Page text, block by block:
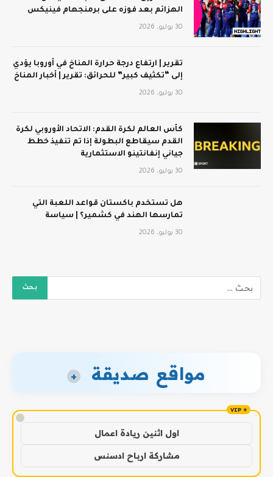
الهزائم بعد فوزه على برمنجهام فينيكس
30 يوليو، 2026
تقرير | ارتفاع درجة حرارة المناخ في أوروبا يؤدي
إلى “تكثيف كبير” للحرائق: تقرير | أخبار المناخ
30 يوليو، 2026
كأس العالم لكرة القدم: الاتحاد الأوروبي لكرة
القدم سيقاطع البطولة إذا تم تنفيذ خطط
جياني إنفانتينو الاستثمارية
30 يوليو، 2026
هل تستخدم باكستان قواعد اللعبة التي
تمارسها الهند في كشمير؟ | سياسة
30 يوليو، 2026
مواقع صديقة +
!
اول اثنين ريادة اعمال
مشاركة ارباح ادسنس